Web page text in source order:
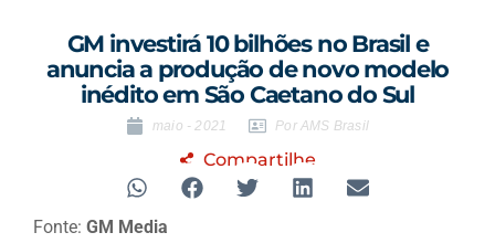
GM investirá 10 bilhões no Brasil e
anuncia a produção de novo modelo
inédito em São Caetano do Sul
maio - 2021 Por AMS Brasil
Compartilhe
Fonte: GM Media